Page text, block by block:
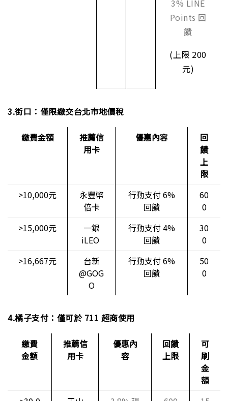
3% LINE
Points 回
饋
(上限 200
元)
3.街口：僅限繳交台北市地價稅
繳費金額
推薦信
用卡
優惠內容
回
饋
上
限
>10,000元
永豐幣
倍卡
行動支付 6%
回饋
60
0
>15,000元
一銀
iLEO
行動支付 4%
回饋
30
0
>16,667元
台新
@GOG
O
行動支付 6%
回饋
50
0
4.橘子支付：僅可於 711 超商使用
繳費
金額
推薦信
用卡
優惠內
容
回饋
上限
可
刷
金
額